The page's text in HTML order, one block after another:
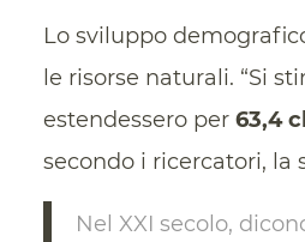
Lo sviluppo
le risorse naturali. “Si
estendessero per 63,4
secondo i ricercatori, la
Nel XXI secolo,